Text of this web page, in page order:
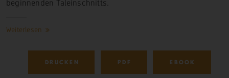
beginnenden Taleinschnitts.
Weiterlesen
DRUCKEN PDF EBOOK